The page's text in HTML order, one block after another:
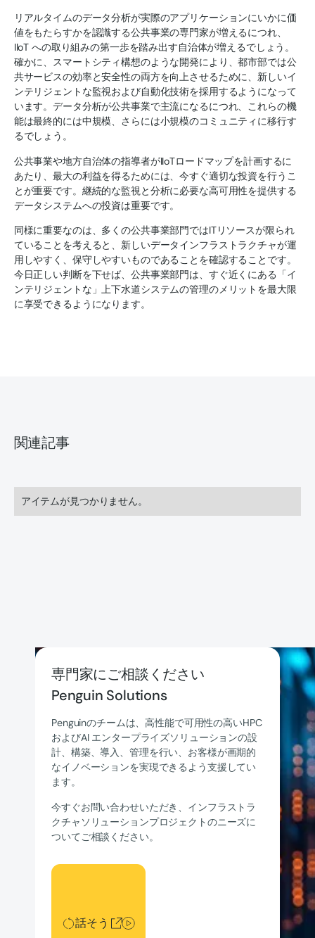
リアルタイムのデータ分析が実際のアプリケーションにいかに価
値をもたらすかを認識する公共事業の専門家が増えるにつれ、
IIoT への取り組みの第一歩を踏み出す自治体が増えるでしょう。
確かに、スマートシティ構想のような開発により、都市部では公
共サービスの効率と安全性の両方を向上させるために、新しいイ
ンテリジェントな監視および自動化技術を採用するようになって
います。データ分析が公共事業で主流になるにつれ、これらの機
能は最終的には中規模、さらには小規模のコミュニティに移行す
るでしょう。
公共事業や地方自治体の指導者がIIoTロードマップを計画するに
あたり、最大の利益を得るためには、今すぐ適切な投資を行うこ
とが重要です。継続的な監視と分析に必要な高可用性を提供する
データシステムへの投資は重要です。
同様に重要なのは、多くの公共事業部門ではITリソースが限られ
ていることを考えると、新しいデータインフラストラクチャが運
用しやすく、保守しやすいものであることを確認することです。
今日正しい判断を下せば、公共事業部門は、すぐ近くにある「イ
ンテリジェントな」上下水道システムの管理のメリットを最大限
に享受できるようになります。
関連記事
アイテムが見つかりません。
専門家にご相談ください
Penguin Solutions
Penguinのチームは、高性能で可用性の高いHPC
およびAI エンタープライズソリューションの設
計、構築、導入、管理を行い、お客様が画期的
なイノベーションを実現できるよう支援してい
ます。
今すぐお問い合わせいただき、インフラストラ
クチャソリューションプロジェクトのニーズに
ついてご相談ください。
話そう
話そう